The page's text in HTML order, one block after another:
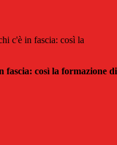
c'è in fascia: così la
fascia: così la formazione di